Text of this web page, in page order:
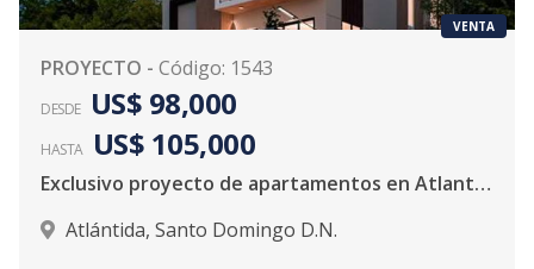
VENTA
PROYECTO - Código: 1543
DESDE US$ 98,000
HASTA US$ 105,000
Exclusivo proyecto de apartamentos en Atlantida
Atlántida, Santo Domingo D.N.